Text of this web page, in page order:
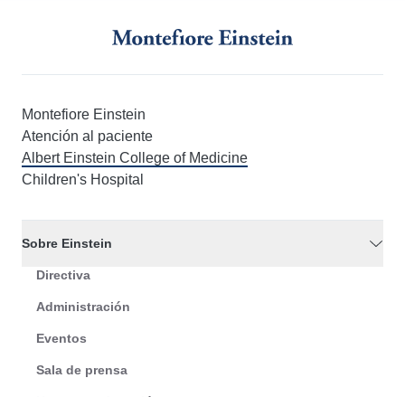
Montefiore Einstein
Atención al paciente
Albert Einstein College of Medicine
Children's Hospital
Sobre Einstein
Directiva
Administración
Eventos
Sala de prensa